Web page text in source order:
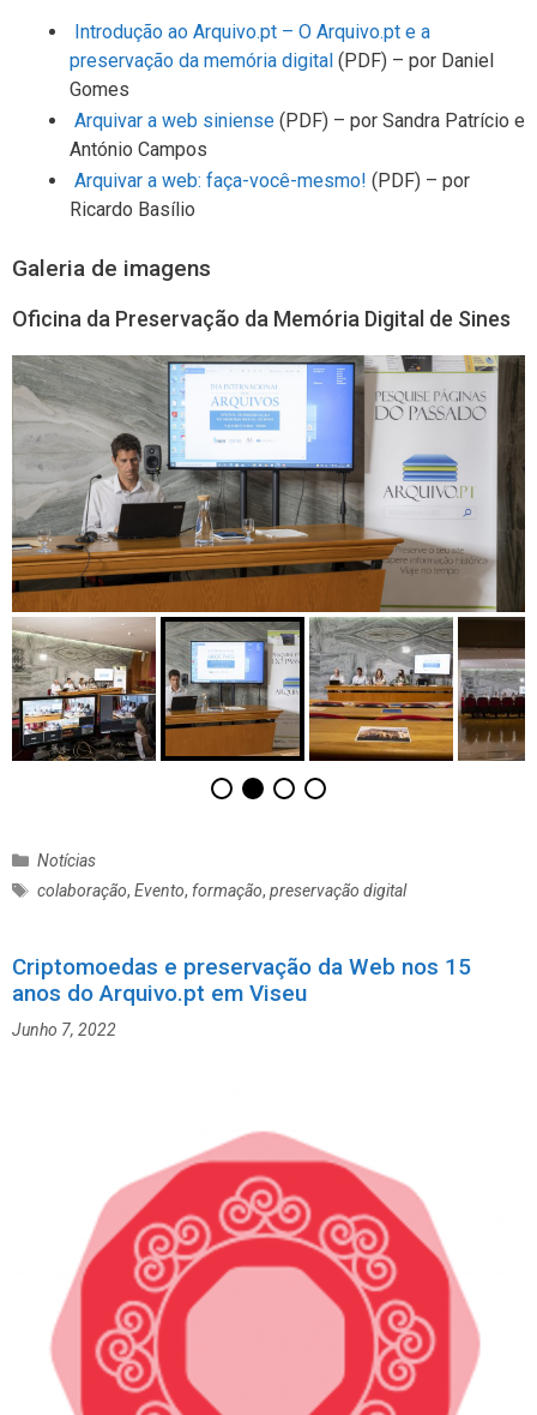
Introdução ao Arquivo.pt – O Arquivo.pt e a
preservação da memória digital (PDF) – por Daniel
Gomes
Arquivar a web siniense (PDF) – por Sandra Patrício e
António Campos
Arquivar a web: faça-você-mesmo! (PDF) – por
Ricardo Basílio
Galeria de imagens
Oficina da Preservação da Memória Digital de Sines
C
a
g
o
i
Notícias
E
q
u
t
colaboração,Evento, formação,preservação digital
Criptomoedas e preservação da Web nos 15
anos do Arquivo.pt em Viseu
Junho 7, 2022